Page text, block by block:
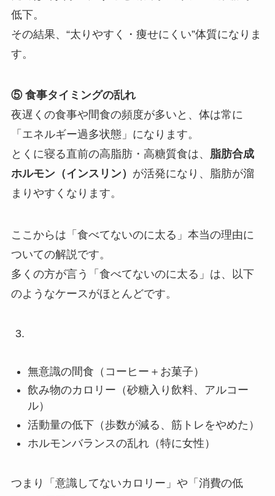
低下。
その結果、“太りやすく・痩せにくい”体質になりま
す。
⑤ 食事タイミングの乱れ
夜遅くの食事や間食の頻度が多いと、体は常に
「エネルギー過多状態」になります。
とくに寝る直前の高脂肪・高糖質食は、 脂肪合成
ホルモン（インスリン） が活発になり、脂肪が溜
まりやすくなります。
ここからは「食べてないのに太る」本当の理由に
ついての解説です。
多くの方が言う「食べてないのに太る」は、以下
のようなケースがほとんどです。
無意識の間食（コーヒー＋お菓子）
飲み物のカロリー（砂糖入り飲料、アルコー
ル）
活動量の低下（歩数が減る、筋トレをやめた）
ホルモンバランスの乱れ（特に女性）
つまり「意識してないカロリー」や「消費の低